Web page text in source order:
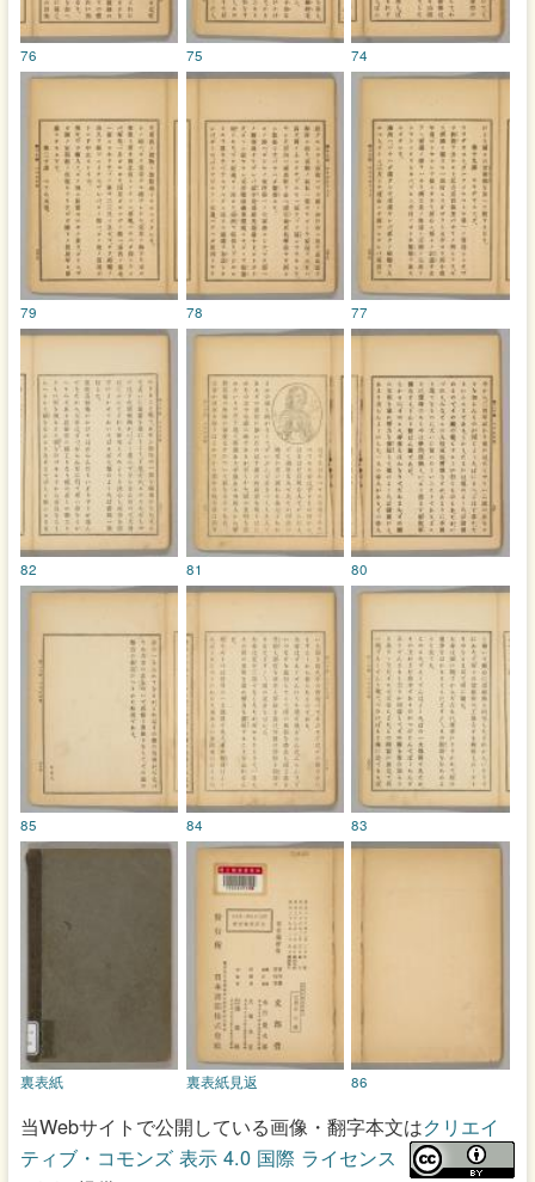
74
75
76
77
78
79
80
81
82
83
84
85
86
裏表紙見返
裏表紙
当Webサイトで公開している画像・翻字本文はクリエイ
ティブ・コモンズ 表示 4.0 国際 ライセンス